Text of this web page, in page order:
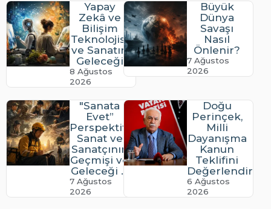
Yapay
Zekâ ve
Bilişim
Teknolojisi
ve Sanatın
Geleceği
8 Ağustos
2026
Büyük
Dünya
Savaşı
Nasıl
Önlenir?
7 Ağustos
2026
"Sanata
Evet”
Perspektifinden
Sanat ve
Sanatçının
Geçmişi ve
Geleceği ...
7 Ağustos
2026
Doğu
Perinçek,
Milli
Dayanışma
Kanun
Teklifini
Değerlendirdi
6 Ağustos
2026